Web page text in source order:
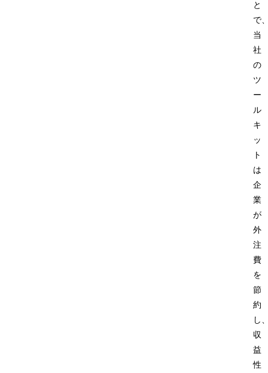
と
で
当
社
の
ツ
ー
ル
キ
ッ
ト
は
企
業
が
外
注
費
を
節
約
し
収
益
性